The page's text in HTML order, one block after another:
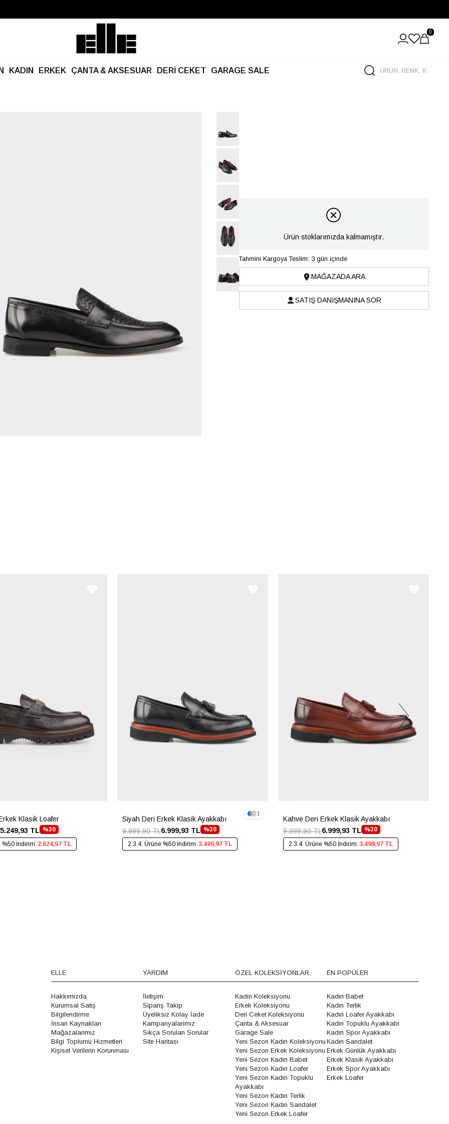
Kargo Ücretsiz!
0
KADIN ERKEK ÇANTA & AKSESUAR DERİ CEKET GARAGE SALE
Ürün stoklarımızda kalmamıştır.
Tahmini Kargoya Teslim: 3 gün içinde
MAĞAZADA ARA
SATIŞ DANIŞMANINA SOR
Klasik Loafer
%30
5.249,93 TL
%50 İndirim: 2.624,97 TL
Siyah Deri Erkek Klasik Ayakkabı
%30
6.999,93 TL
9.999,90 TL
2.3.4. Ürüne %50 İndirim: 3.499,97 TL
1
Kahve Deri Erkek Klasik Ayakkabı
%30
6.999,93 TL
9.999,90 TL
2.3.4. Ürüne %50 İndirim: 3.499,97 TL
ELLE
Hakkımızda
Kurumsal Satış
Bilgilendirme
İnsan Kaynakları
Mağazalarımız
Bilgi Toplumu Hizmetleri
Kişisel Verilerin Korunması
YARDIM
İletişim
Sipariş Takip
Üyeliksiz Kolay İade
Kampanyalarımız
Sıkça Sorulan Sorular
Site Haritası
ÖZEL KOLEKSİYONLAR
Kadın Koleksiyonu
Erkek Koleksiyonu
Deri Ceket Koleksiyonu
Çanta & Aksesuar
Garage Sale
Yeni Sezon Kadın Koleksiyonu
Yeni Sezon Erkek Koleksiyonu
Yeni Sezon Kadın Babet
Yeni Sezon Kadın Loafer
Yeni Sezon Kadın Topuklu
Ayakkabı
Yeni Sezon Kadın Terlik
Yeni Sezon Kadın Sandalet
Yeni Sezon Erkek Loafer
EN POPÜLER
Kadın Babet
Kadın Terlik
Kadın Loafer Ayakkabı
Kadın Topuklu Ayakkabı
Kadın Spor Ayakkabı
Kadın Sandalet
Erkek Günlük Ayakkabı
Erkek Klasik Ayakkabı
Erkek Spor Ayakkabı
Erkek Loafer